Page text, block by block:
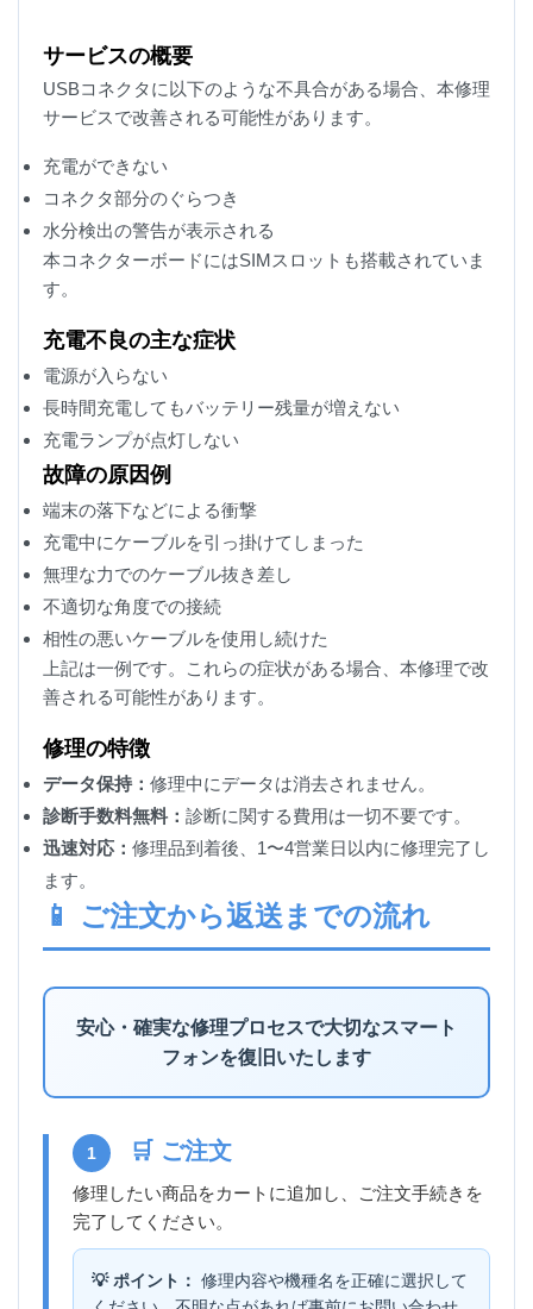
サービスの概要
USBコネクタに以下のような不具合がある場合、本修理
サービスで改善される可能性があります。
充電ができない
コネクタ部分のぐらつき
水分検出の警告が表示される
本コネクターボードにはSIMスロットも搭載されていま
す。
充電不良の主な症状
電源が入らない
長時間充電してもバッテリー残量が増えない
充電ランプが点灯しない
故障の原因例
端末の落下などによる衝撃
充電中にケーブルを引っ掛けてしまった
無理な力でのケーブル抜き差し
不適切な角度での接続
相性の悪いケーブルを使用し続けた
上記は一例です。これらの症状がある場合、本修理で改
善される可能性があります。
修理の特徴
データ保持： 修理中にデータは消去されません。
診断手数料無料： 診断に関する費用は一切不要です。
迅速対応： 修理品到着後、1〜4営業日以内に修理完了し
ます。
📱 ご注文から返送までの流れ
安心・確実な修理プロセスで大切なスマート
フォンを復旧いたします
1 🛒 ご注文
修理したい商品をカートに追加し、ご注文手続きを
完了してください。
💡 ポイント： 修理内容や機種名を正確に選択して